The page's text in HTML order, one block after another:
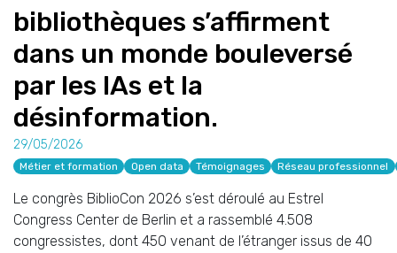
bibliothèques s’affirment
dans un monde bouleversé
par les IAs et la
désinformation.
29/05/2026
Métier et formation Open data Témoignages Réseau professionnel
Le congrès BiblioCon 2026 s’est déroulé au Estrel
Congress Center de Berlin et a rassemblé 4.508
congressistes, dont 450 venant de l’étranger issus de 40